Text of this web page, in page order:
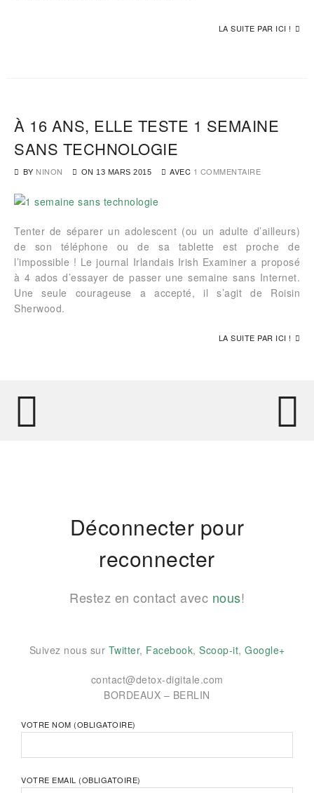
LA SUITE PAR ICI !
À 16 ANS, ELLE TESTE 1 SEMAINE
SANS TECHNOLOGIE
BY NINON ON 13 MARS 2015 AVEC 1 COMMENTAIRE
Tenter de séparer un adolescent (ou un adulte d’ailleurs)
de son téléphone ou de sa tablette est proche de
l’impossible ! Le journal Irlandais Irish Examiner a proposé
à 4 ados d’essayer de passer une semaine sans Internet.
Une seule courageuse a accepté, il s’agit de Roisin
Sherwood.
LA SUITE PAR ICI !
Déconnecter pour
reconnecter
Restez en contact avec nous!
Suivez nous sur Twitter, Facebook, Scoop-it, Google+
contact@detox-digitale.com
BORDEAUX – BERLIN
VOTRE NOM (OBLIGATOIRE)
VOTRE EMAIL (OBLIGATOIRE)